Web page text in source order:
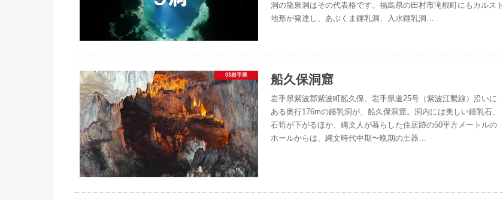
洞の龍泉洞はその代表格です。福島県の田村市滝根町にもカルスト
地形が発達し、あぶくま鍾乳洞、入水鍾乳洞…
03岩手県 船久保洞窟
岩手県紫波郡紫波町船久保、岩手県道25号（紫波江繫線）沿いに
ある奥行176mの鍾乳洞が、船久保洞窟。洞内には美しい鍾乳石、
石筍が下がるほか、縄文人が暮らした住居跡の50平方メートルの
ホールからは、縄文時代中期〜晩期の土器…